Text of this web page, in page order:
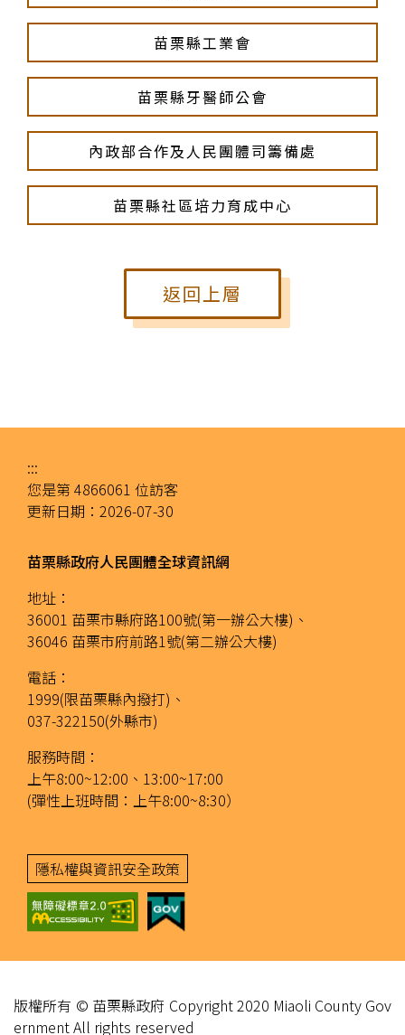
苗栗縣工業會
苗栗縣牙醫師公會
內政部合作及人民團體司籌備處
苗栗縣社區培力育成中心
返回上層
:::
您是第 4866061 位訪客
更新日期： 2026-07-30
苗栗縣政府人民團體全球資訊網
地址：
36001 苗栗市縣府路100號(第一辦公大樓)、
36046 苗栗市府前路1號(第二辦公大樓)
電話：
1999(限苗栗縣內撥打)、
037-322150(外縣市)
服務時間：
上午8:00~12:00、13:00~17:00
(彈性上班時間：上午8:00~8:30）
隱私權與資訊安全政策
版權所有 © 苗栗縣政府 Copyright 2020 Miaoli County Gov
ernment All rights reserved